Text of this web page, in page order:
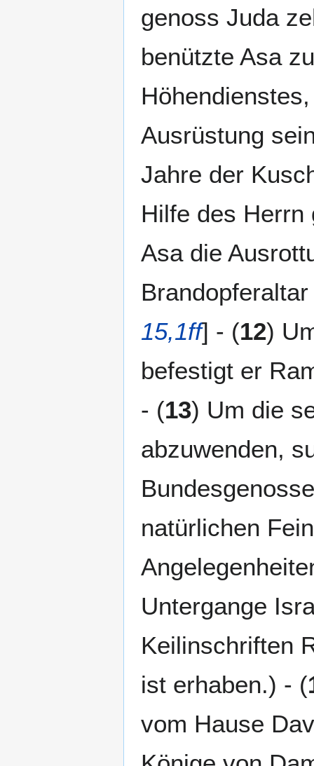
genoss Juda
benützte Asa
Ausrüstung
Jahre der
Hilfe des Herrn
Asa die
15,1ff] - (12)
befestigt er
- (13) Um die
abzuwenden,
natürlichen
Untergange
Keilinschriften
ist erhaben.) - (
vom Hause